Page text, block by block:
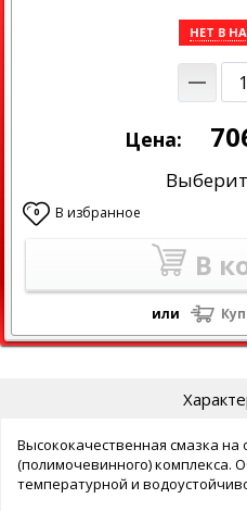
НЕТ В
Цена:
0 В избранное
В
или
Высококачественная смазка
(полимочевинного) комплекса.
температурной и